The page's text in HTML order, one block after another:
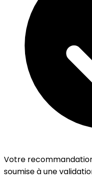
Votre
soumise à une